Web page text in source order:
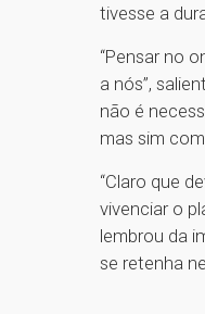
tivesse a
“Pensar no
a nós”,
não é
mas sim
“Claro que
vivenciar o
lembrou da
se retenha